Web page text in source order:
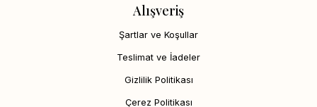
Alışveriş
Şartlar ve Koşullar
Teslimat ve İadeler
Gizlilik Politikası
Çerez Politikası